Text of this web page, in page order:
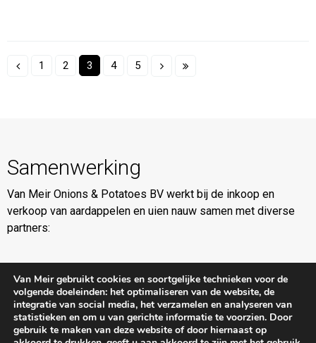
1 2 3 4 5
Samenwerking
Van Meir Onions & Potatoes BV werkt bij de inkoop en
verkoop van aardappelen en uien nauw samen met diverse
partners:
Copyright Van Meir BV |Privacybeleid|
Van Meir gebruikt cookies en soortgelijke technieken voor de
volgende doeleinden: het optimaliseren van de website, de
integratie van social media, het verzamelen en analyseren van
statistieken en om u van gerichte informatie te voorzien. Door
gebruik te maken van deze website of door hiernaast op